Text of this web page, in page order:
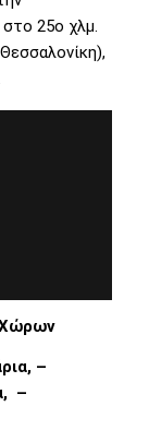
25ο χλμ.
–
–